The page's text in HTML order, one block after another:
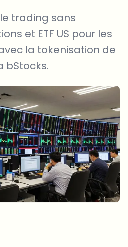
trading sans
et ETF US pour les
la tokenisation de
bStocks.